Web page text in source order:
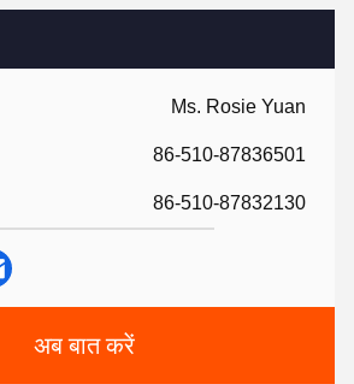
Ms. Rosie Yuan
86-510-87836501
86-510-87832130
अब बात करें